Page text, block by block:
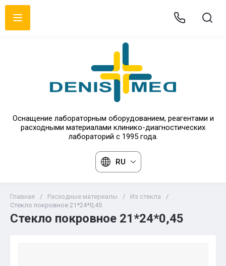
Оснащение лабораторным оборудованием, реагентами и
расходными материалами клинико-диагностических
лабораторий с 1995 года.
RU
Главная / Расходные материалы / Из стекла
/
Стекло покровное 21*24*0,45
Стекло покровное 21*24*0,45